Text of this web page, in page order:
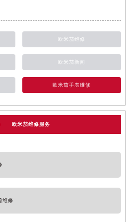
欧米茄维修
欧米茄新闻
欧米茄手表维修
欧米茄维修服务
维修